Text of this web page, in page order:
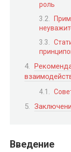
роль
Введение